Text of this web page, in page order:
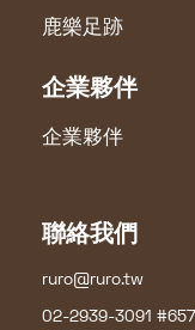
鹿樂足跡
企業夥伴
企業夥伴
聯絡我們
ruro@ruro.tw
02-2939-3091